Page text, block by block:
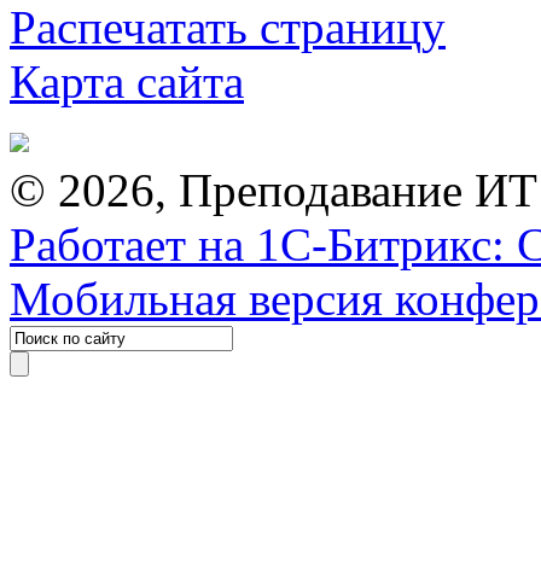
Распечатать страницу
Карта сайта
© 2026, Преподавание
Работает на 1С-Битрикс:
Мобильная версия